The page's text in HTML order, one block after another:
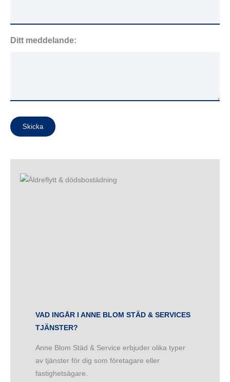
Ditt meddelande:
Skicka
VAD INGÅR I ANNE BLOM STÄD & SERVICES
TJÄNSTER?
Anne Blom Städ & Service erbjuder olika typer
av tjänster för dig som företagare eller
fastighetsägare.